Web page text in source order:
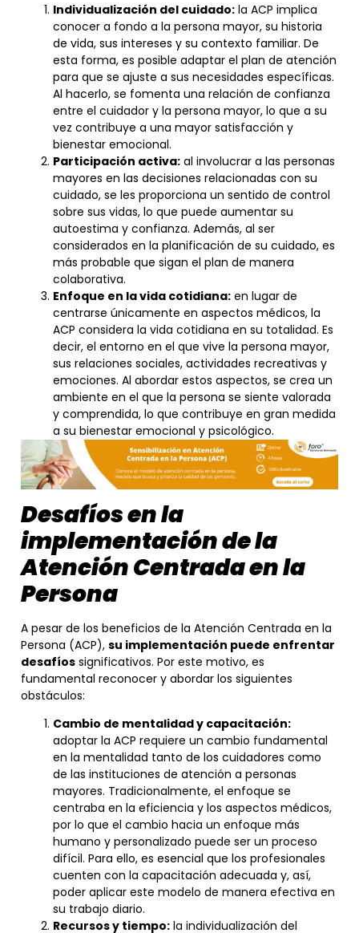
Individualización del cuidado: la ACP implica
conocer a fondo a la persona mayor, su historia
de vida, sus intereses y su contexto familiar. De
esta forma, es posible adaptar el plan de atención
para que se ajuste a sus necesidades específicas.
Al hacerlo, se fomenta una relación de confianza
entre el cuidador y la persona mayor, lo que a su
vez contribuye a una mayor satisfacción y
bienestar emocional.
Participación activa: al involucrar a las personas
mayores en las decisiones relacionadas con su
cuidado, se les proporciona un sentido de control
sobre sus vidas, lo que puede aumentar su
autoestima y confianza. Además, al ser
considerados en la planificación de su cuidado, es
más probable que sigan el plan de manera
colaborativa.
Enfoque en la vida cotidiana: en lugar de
centrarse únicamente en aspectos médicos, la
ACP considera la vida cotidiana en su totalidad. Es
decir, el entorno en el que vive la persona mayor,
sus relaciones sociales, actividades recreativas y
emociones. Al abordar estos aspectos, se crea un
ambiente en el que la persona se siente valorada
y comprendida, lo que contribuye en gran medida
a su bienestar emocional y psicológico.
Desafíos en la
implementación de la
Atención Centrada en la
Persona
A pesar de los beneficios de la Atención Centrada en la
Persona (ACP), su implementación puede enfrentar
desafíos significativos. Por este motivo, es
fundamental reconocer y abordar los siguientes
obstáculos:
Cambio de mentalidad y capacitación:
adoptar la ACP requiere un cambio fundamental
en la mentalidad tanto de los cuidadores como
de las instituciones de atención a personas
mayores. Tradicionalmente, el enfoque se
centraba en la eficiencia y los aspectos médicos,
por lo que el cambio hacia un enfoque más
humano y personalizado puede ser un proceso
difícil. Para ello, es esencial que los profesionales
cuenten con la capacitación adecuada y, así,
poder aplicar este modelo de manera efectiva en
su trabajo diario.
Recursos y tiempo: la individualización del